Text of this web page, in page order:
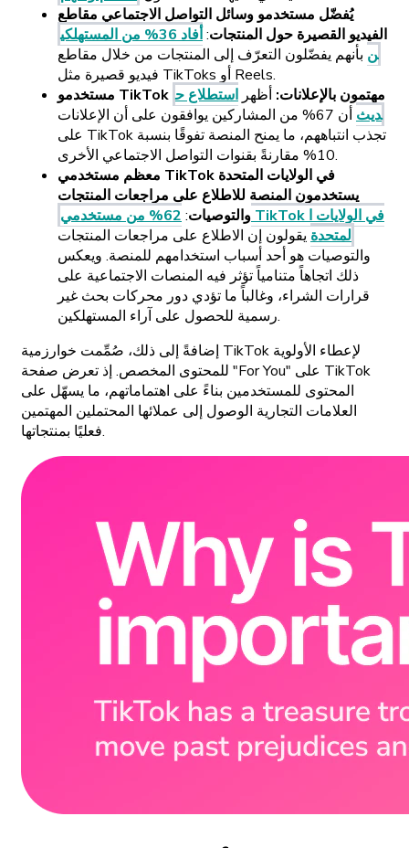
يُفضّل مستخدمو وسائل التواصل الاجتماعي مقاطع
الفيديو القصيرة حول المنتجات:
أفاد 36% من المستهلكي
ن بأنهم يفضّلون التعرّف إلى المنتجات من خلال مقاطع
فيديو قصيرة مثل TikToks أو Reels.
مستخدمو TikTok مهتمون بالإعلانات: أظهر استطلاع ح
ديث
أن 67% من المشاركين يوافقون على أن الإعلانات
على TikTok تجذب انتباههم، ما يمنح المنصة تفوقًا بنسبة
10% مقارنةً بقنوات التواصل الاجتماعي الأخرى.
معظم مستخدمي TikTok في الولايات المتحدة
يستخدمون المنصة للاطلاع على مراجعات المنتجات
والتوصيات:
62% من مستخدمي TikTok في الولايات ا
لمتحدةيقولون إن الاطلاع على مراجعات المنتجات
والتوصيات هو أحد أسباب استخدامهم للمنصة. ويعكس
ذلك اتجاهاً متنامياً تؤثر فيه المنصات الاجتماعية على
قرارات الشراء، وغالباً ما تؤدي دور محركات بحث غير
رسمية للحصول على آراء المستهلكين.
إضافةً إلى ذلك، صُمِّمت خوارزمية TikTok لإعطاء الأولوية
للمحتوى المخصص. إذ تعرض صفحة "For You" على TikTok
المحتوى للمستخدمين بناءً على اهتماماتهم، ما يسهّل على
العلامات التجارية الوصول إلى عملائها المحتملين المهتمين
فعليًا بمنتجاتها.